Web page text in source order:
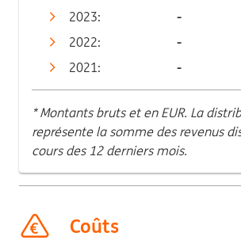
2023: -
2022: -
2021: -
* Montants bruts et en EUR. La
représente la somme des revenus
cours des 12 derniers mois.
Coûts